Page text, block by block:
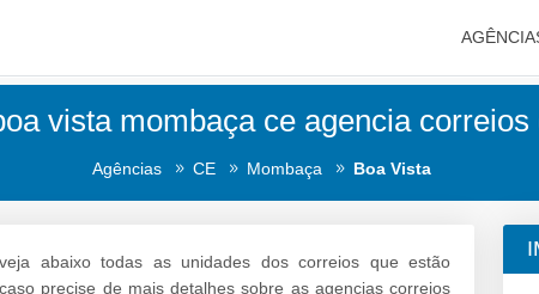
vista mombaça ce agencia correios
Agências CE Mombaça Boa Vista
abaixo todas as unidades dos correios que estão
precise de mais detalhes sobre as agencias correios